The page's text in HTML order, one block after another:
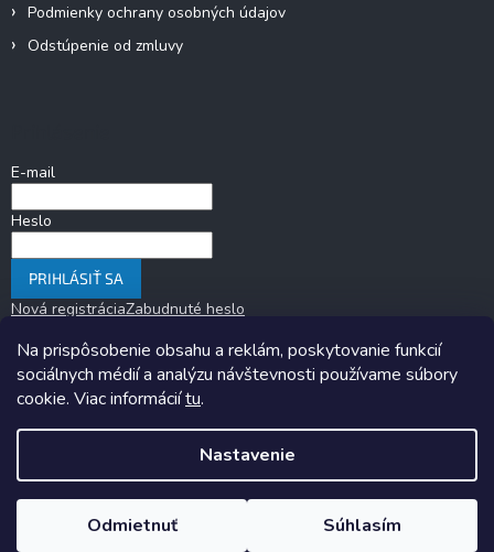
Na prispôsobenie obsahu a reklám, poskytovanie funkcií
sociálnych médií a analýzu návštevnosti používame súbory
cookie. Viac informáciítu.
Nastavenie
Odmietnuť Súhlasím
Podmienky ochrany osobných údajov
Odstúpenie od zmluvy
E-mail
Heslo
PRIHLÁSIŤ SA
Nová registráciaZabudnuté heslo
Copyright 2026
Upraviť